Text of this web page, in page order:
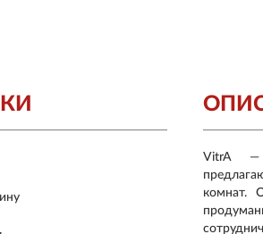
VitrA —
комнат.